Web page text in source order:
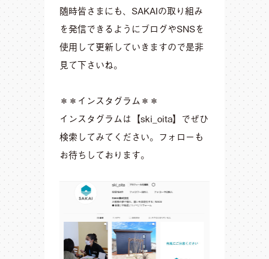
随時皆さまにも、SAKAIの取り組み
を発信できるようにブログやSNSを
使用して更新していきますので是非
見て下さいね。
＊＊インスタグラム＊＊
インスタグラムは【ski_oita】でぜひ
検索してみてください。フォローも
お待ちしております。